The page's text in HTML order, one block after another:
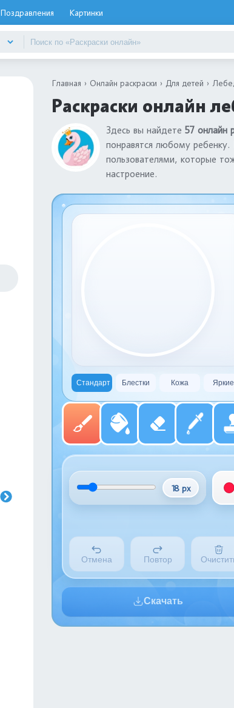
Поздравления Картинки
Главная Онлайн раскраски Для детей
Раскраски онлайн
Здесь вы найдете 57 онлайн
понравятся любому
пользователями, которые
настроение.
Стандарт Блестки Кожа Яркие
18 px
Отмена Повтор
Скачать